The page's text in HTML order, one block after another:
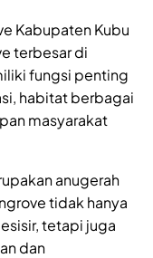
Kabupaten Kubu
terbesar di
fungsi penting
habitat berbagai
masyarakat
anugerah
tidak hanya
tetapi juga
dan